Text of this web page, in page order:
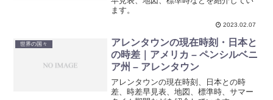
ます。
2023.02.07
世界の国々
アレンタウンの現在時刻・日本と
の時差｜アメリカ – ペンシルベニ
ア州 – アレンタウン
アレンタウンの現在時刻、日本との時
差、時差早見表、地図、標準時、サマー